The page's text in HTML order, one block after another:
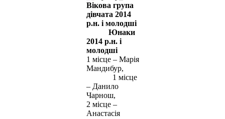
Вікова група
дівчата 2014
р.н. і молодші
Юнаки
2014 р.н. і
молодші
1 місце – Марія
Мандибур,
1 місце
– Данило
Чарнош,
2 місце –
Анастасія